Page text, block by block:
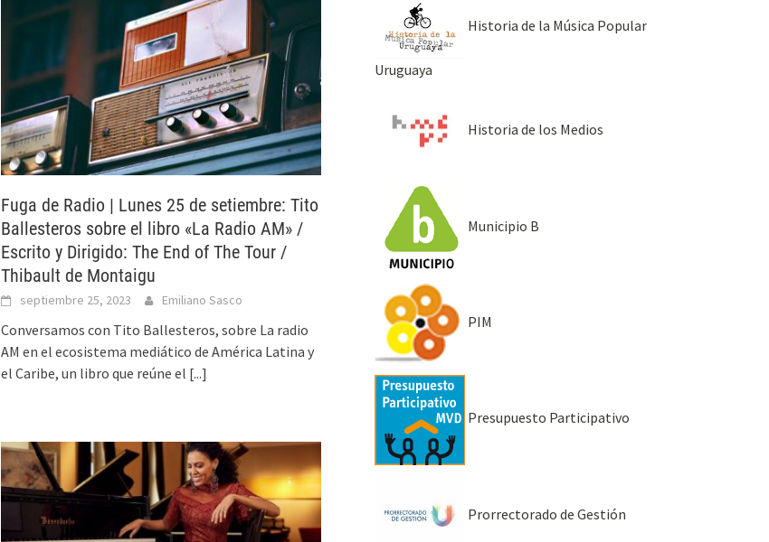
Fuga de Radio | Lunes 25 de setiembre: Tito
Ballesteros sobre el libro «La Radio AM» /
Escrito y Dirigido: The End of The Tour /
Thibault de Montaigu
septiembre 25, 2023 Emiliano Sasco
Conversamos con Tito Ballesteros, sobre La radio
AM en el ecosistema mediático de América Latina y
el Caribe, un libro que reúne el [...]
Historia de la Música Popular
Uruguaya
Historia de los Medios
Municipio B
PIM
Presupuesto Participativo
Prorrectorado de Gestión